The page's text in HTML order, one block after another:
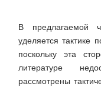
В предлагаемой
уделяется тактике
поскольку эта
литературе
рассмотрены